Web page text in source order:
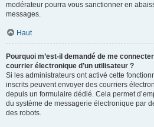
modérateur pourra vous sanctionner en
messages.
Haut
Pourquoi m’est-il demandé de me
courrier électronique d’un utilisateur ?
Si les administrateurs ont activé cette
inscrits peuvent envoyer des courriers
depuis un formulaire dédié. Cela permet
du système de messagerie électronique par
des robots.